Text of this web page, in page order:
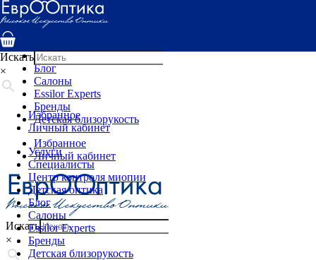
Услуги
Специалисты
Детская оптика
Блог
Салоны
Essilor Experts
Бренды
Детская близорукость
Избранное
Личный кабинет
Искать
×
Искать
×
Избранное
Личный кабинет
Услуги
Специалисты
Центр контроля миопии
Детская оптика
Блог
Салоны
Essilor Experts
Бренды
Детская близорукость